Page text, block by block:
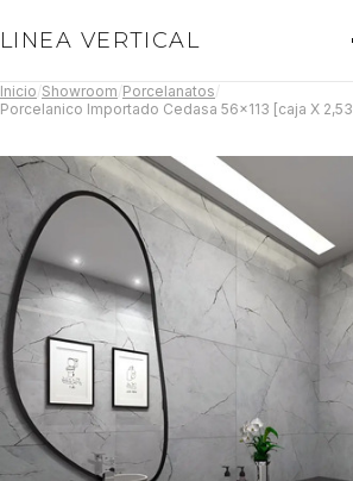
LINEA VERTICAL
Inicio Showroom Porcelanatos
Porcelanico Importado Cedasa 56x113 [caja X